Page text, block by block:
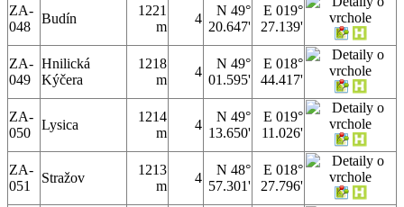
ZA-
048
Budín
1221
m
4
N 49°
20.647'
E 019°
27.139'
ZA-
049
Hnilická
Kýčera
1218
m
4
N 49°
01.595'
E 018°
44.417'
ZA-
050
Lysica
1214
m
4
N 49°
13.650'
E 019°
11.026'
ZA-
051
Stražov
1213
m
4
N 48°
57.301'
E 018°
27.796'